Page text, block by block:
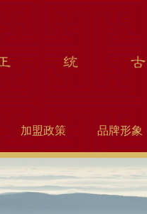
加盟政策 品牌形象